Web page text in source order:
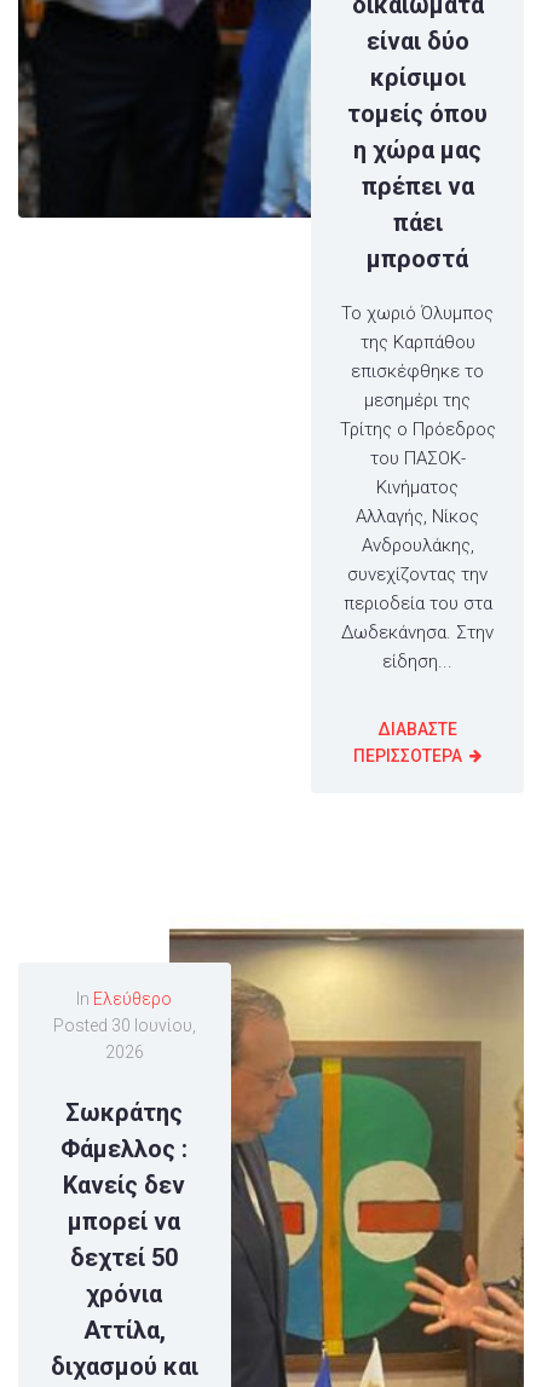
είναι δύο
κρίσιμοι
τομείς όπου
η χώρα μας
πρέπει να
πάει
μπροστά
Το χωριό Όλυμπος
της Καρπάθου
επισκέφθηκε το
μεσημέρι της
Τρίτης ο Πρόεδρος
του ΠΑΣΟΚ-
Κινήματος
Αλλαγής, Νίκος
Ανδρουλάκης,
συνεχίζοντας την
περιοδεία του στα
Δωδεκάνησα. Στην
είδηση...
ΔΙΑΒΑΣΤΕ
ΠΕΡΙΣΣΟΤΕΡΑ
In Ελεύθερο
Posted 30 Ιουνίου,
2026
Σωκράτης
Φάμελλος :
Κανείς δεν
μπορεί να
δεχτεί 50
χρόνια
Αττίλα,
διχασμού και